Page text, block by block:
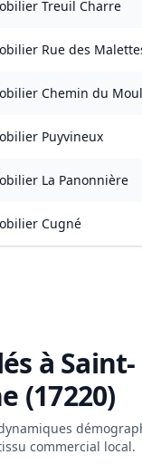
Treuil Charre
Rue des
Chemin du
Puyvineux
La Panonnière
Cugné
à Saint-
(17220)
commercial local.